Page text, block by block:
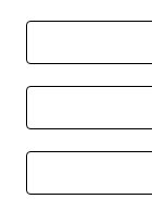
©2026